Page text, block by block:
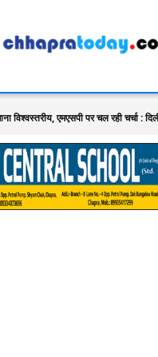
विश्वस्तरीय, एमएसपी पर चल रही चर्चा :